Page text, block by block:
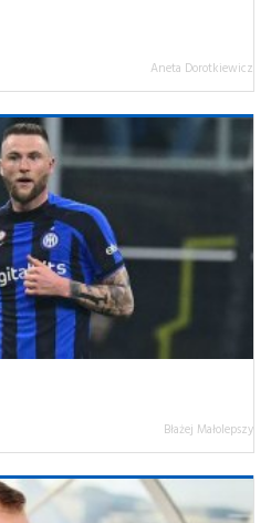
Aneta Dorotkiewicz
Błażej Małolepszy